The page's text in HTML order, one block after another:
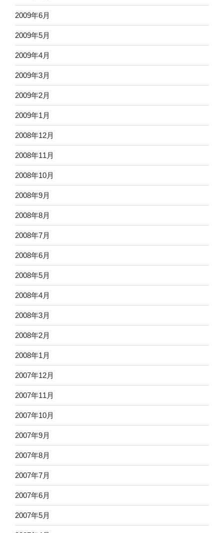
2009年6月
2009年5月
2009年4月
2009年3月
2009年2月
2009年1月
2008年12月
2008年11月
2008年10月
2008年9月
2008年8月
2008年7月
2008年6月
2008年5月
2008年4月
2008年3月
2008年2月
2008年1月
2007年12月
2007年11月
2007年10月
2007年9月
2007年8月
2007年7月
2007年6月
2007年5月